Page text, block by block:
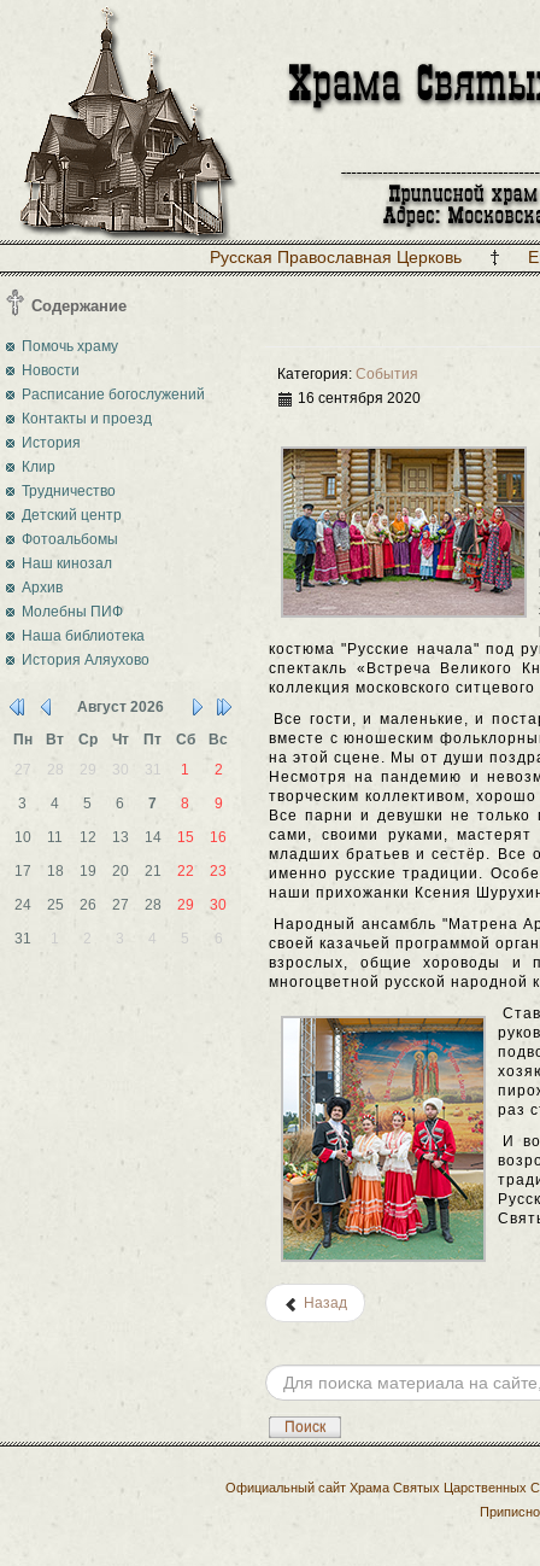
Русская Православная Церковь
Содержание
Помочь храму
Новости
Расписание богослужений
Контакты и проезд
История
Клир
Трудничество
Детский центр
Фотоальбомы
Наш кинозал
Архив
Молебны ПИФ
Наша библиотека
История Аляухово
Август 2026
Пн
Вт Ср Чт Пт Сб
Вс
27
28 29 30 31 1
2
3
4 5 6 7 8
9
10
11 12 13 14 15
16
17
18 19 20 21 22
23
24
25 26 27 28 29
30
31
1 2 3 4 5 6
Категория: События
16 сентября 2020
костюма "Русские начала" под
спектакль «Встреча Великого
коллекция московского
Все гости, и маленькие, и
вместе с юношеским
на этой сцене. Мы от души
Несмотря на пандемию и
творческим коллективом,
Все парни и девушки не
сами, своими руками,
младших братьев и сестёр. Все
именно русские традиции.
наши прихожанки Ксения
Народный ансамбль "Матрена
своей казачьей программой
взрослых, общие хороводы и
многоцветной русской народной
раз
И
Назад
Поиск
Официальный сайт Храма Святых Царственных